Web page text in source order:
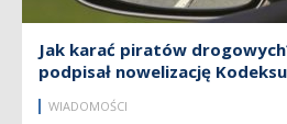
Jak karać piratów
podpisał nowelizację
WIADOMOŚCI